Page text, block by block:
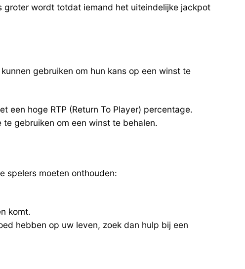
groter wordt totdat iemand het uiteindelijke jackpot
gebruiken om hun kans op een winst te
een hoge RTP (Return To Player) percentage.
gebruiken om een winst te behalen.
spelers moeten onthouden:
komt.
hebben op uw leven, zoek dan hulp bij een